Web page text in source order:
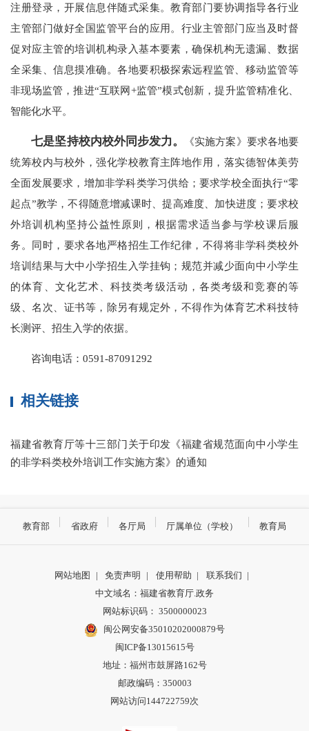
注册登录，开展信息伴随式采集。教育部门要协调指导各行业
主管部门做好全国监管平台的应用。行业主管部门应当及时督
促对应主管的培训机构录入基本要素，确保机构无遗漏、数据
全采集、信息摸准确。各地要积极探索远程监管、移动监管等
非现场监管，推进“互联网+监管”模式创新，提升监管精准化、
智能化水平。
七是坚持校内校外同步发力。
《实施方案》要求各地要
统筹校内与校外，强化学校教育主阵地作用，落实德智体美劳
全面发展要求，增加非学科类学习供给；要求学校全面执行“零
起点”教学，不得随意增减课时、提高难度、加快进度；要求校
外培训机构坚持公益性原则，根据需求适当参与学校课后服
务。同时，要求各地严格招生工作纪律，不得将非学科类校外
培训结果与大中小学招生入学挂钩；规范并减少面向中小学生
的体育、文化艺术、科技类考级活动，各类考级和竞赛的等
级、名次、证书等，除另有规定外，不得作为体育艺术科技特
长测评、招生入学的依据。
咨询电话：0591-87091292
相关链接
福建省教育厅等十三部门关于印发《福建省规范面向中小学生
的非学科类校外培训工作实施方案》的通知
教育部 省政府 各厅局 厅属单位（学校） 教育局
网站地图 | 免责声明 | 使用帮助 | 联系我们 |
中文域名：福建省教育厅.政务
网站标识码： 3500000023
闽公网安备35010202000879号
闽ICP备13015615号
地址：福州市鼓屏路162号
邮政编码：350003
网站访问144722759次